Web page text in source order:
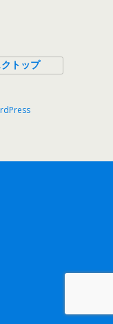
トップ